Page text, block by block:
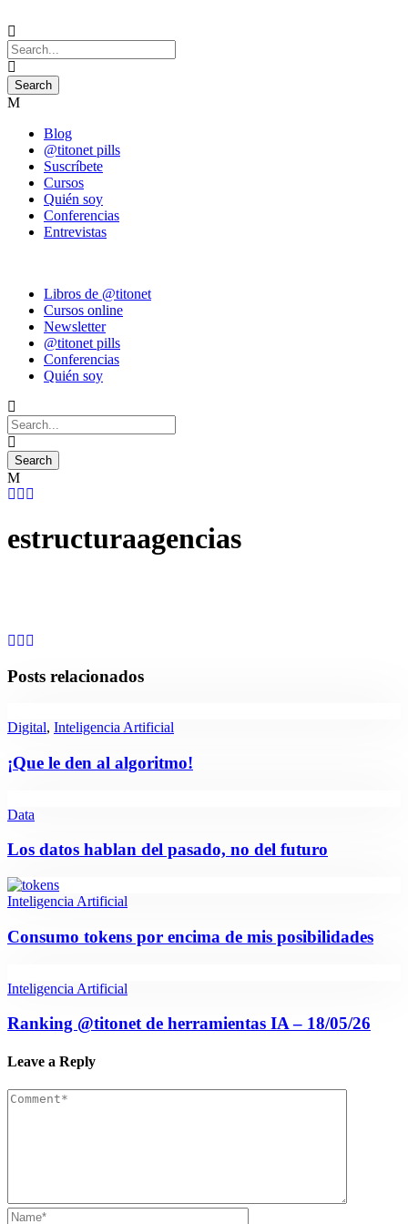
Blog
@titonet pills
Suscríbete
Cursos
Quién soy
Conferencias
Entrevistas
Libros de @titonet
Cursos online
Newsletter
@titonet pills
Conferencias
Quién soy
estructuraagencias
Posts relacionados
Digital, Inteligencia Artificial
¡Que le den al algoritmo!
Data
Los datos hablan del pasado, no del futuro
Inteligencia Artificial
Consumo tokens por encima de mis posibilidades
Inteligencia Artificial
Ranking @titonet de herramientas IA – 18/05/26
Leave a Reply